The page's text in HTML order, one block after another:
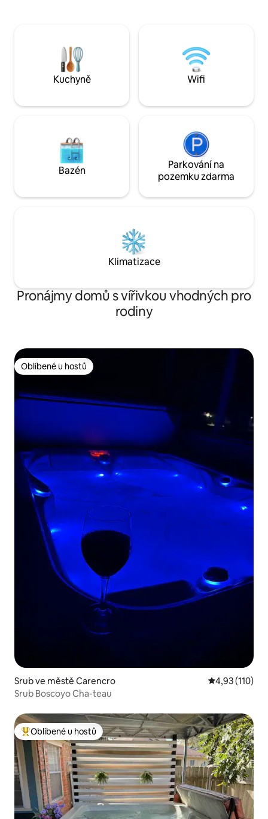
houpací síť a posezení na našem nádvoří,
nebo se projdi do kavárny a obchodů.
Modrý vlakový vůz je připraven vzít tě na
tvé příští dobrodružství ve velkém stylu.
nemovitosti
Food Tours +
od Wanderlust
všechny popisy,
Kuchyně Wifi
Bazén
Parkování na
pozemku zdarma
Klimatizace
Pronájmy domů s vířivkou vhodných pro
rodiny
Oblíbené u hostů
Oblíbené u hostů
Srub ve městě Carencro Průměrné
4,93 (110)
Srub Boscoyo Cha-teau
Nejlepší v kategorii Oblíbené u hostů
Oblíbené u hostů